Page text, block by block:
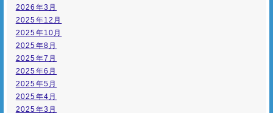
2026年3月
2025年12月
2025年10月
2025年8月
2025年7月
2025年6月
2025年5月
2025年4月
2025年3月